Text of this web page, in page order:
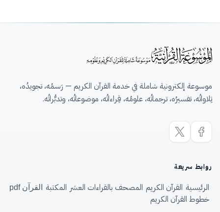
موسوعة إلكترونية شاملة في خدمة القرآن الكريم — رَسمُه، تجويدُه،
تِلاواتُه، تفسيرُه، ترجماتُه، علومُه، قِراءاتُه، موضوعاتُه، وتدبُّراتُه.
روابط سريعة
الرئيسية القرآن الكريم المصحف بالقراءات العشر المكتبة القرآن pdf
خطوط القرآن الكريم